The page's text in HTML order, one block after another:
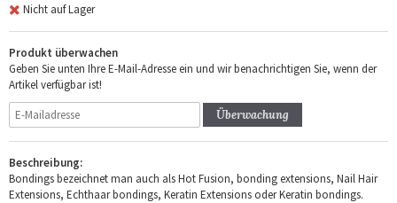
Nicht auf Lager
Produkt überwachen
Geben Sie unten Ihre E-Mail-Adresse ein und wir benachrichtigen Sie, wenn der
Artikel verfügbar ist!
Überwachung
Beschreibung:
Bondings bezeichnet man auch als Hot Fusion, bonding extensions, Nail Hair
Extensions, Echthaar bondings, Keratin Extensions oder Keratin bondings.